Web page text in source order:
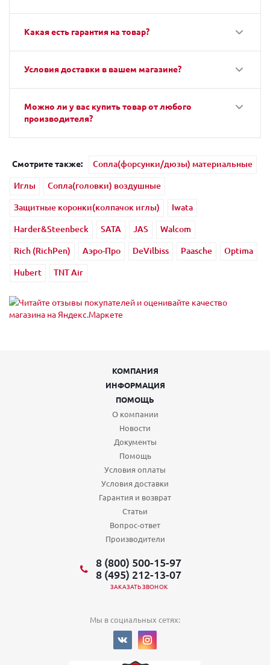
Какая есть гарантия на товар?
Условия доставки в вашем магазине?
Можно ли у вас купить товар от любого
производителя?
Смотрите также:
Сопла(форсунки/дюзы) материальные
Иглы
Сопла(головки) воздушные
Защитные коронки(колпачок иглы)
Iwata
Harder&Steenbeck
SATA JAS
Walcom
Rich (RichPen)
Аэро-Про DeVilbiss Paasche
Optima
Hubert
TNT Air
КОМПАНИЯ
ИНФОРМАЦИЯ
ПОМОЩЬ
О компании
Новости
Документы
Помощь
Условия оплаты
Условия доставки
Гарантия и возврат
Статьи
Вопрос-ответ
Производители
8 (800) 500-15-97
8 (495) 212-13-07
ЗАКАЗАТЬ ЗВОНОК
Мы в социальных сетях: